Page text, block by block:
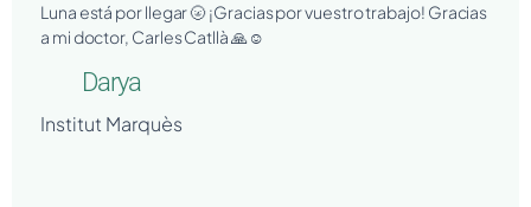
Luna está por llegar 🌝 ¡Gracias por vuestro trabajo! Gracias
a mi doctor, Carles Catllà 🙏☺️
Darya
Institut Marquès